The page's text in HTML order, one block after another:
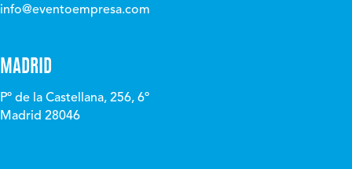
info@eventoempresa.com
MADRID
Pº de la Castellana, 256, 6º
Madrid 28046